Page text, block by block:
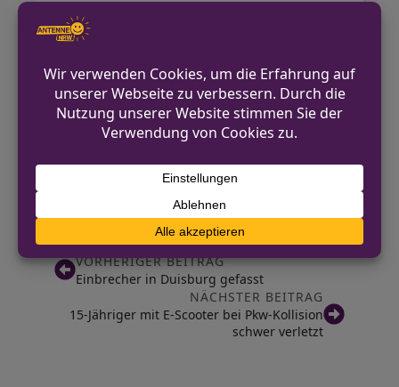
Während dieser Maßnahme versuchte
die Frau mehrfach zu flüchten und
Polizeibeamten, was zu einem weiteren
Polizeiverfahren führen wird. Die
Fahrerin sieht sich nun mit mehreren
strafrechtlichen Konsequenzen
Verkehr und Widerstand gegen
Vollstreckungsbeamte.
VORHERIGER BEITRAG
Einbrecher in Duisburg gefasst
NÄCHSTER BEITRAG
15-Jähriger mit E-Scooter bei Pkw-Kollision
schwer verletzt